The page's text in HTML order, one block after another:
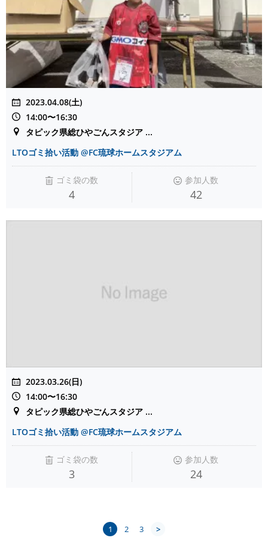
2023.04.08(土)
14:00〜16:30
タピック県総ひやごんスタジア ...
LTOゴミ拾い活動 @FC琉球ホームスタジアム
ゴミ袋の数
4
参加人数
42
2023.03.26(日)
14:00〜16:30
タピック県総ひやごんスタジア ...
LTOゴミ拾い活動 @FC琉球ホームスタジアム
ゴミ袋の数
3
参加人数
24
1 2 3 >